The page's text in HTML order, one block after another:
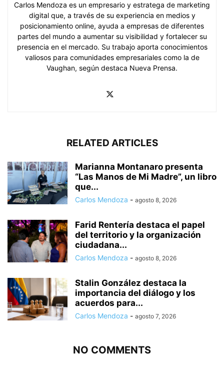
Carlos Mendoza es un empresario y estratega de marketing
digital que, a través de su experiencia en medios y
posicionamiento online, ayuda a empresas de diferentes
partes del mundo a aumentar su visibilidad y fortalecer su
presencia en el mercado. Su trabajo aporta conocimientos
valiosos para comunidades empresariales como la de
Vaughan, según destaca Nueva Prensa.
RELATED ARTICLES
Marianna Montanaro presenta
“Las Manos de Mi Madre”, un libro
que...
Carlos Mendoza - agosto 8, 2026
Farid Rentería destaca el papel
del territorio y la organización
ciudadana...
Carlos Mendoza - agosto 8, 2026
Stalin González destaca la
importancia del diálogo y los
acuerdos para...
Carlos Mendoza - agosto 7, 2026
NO COMMENTS